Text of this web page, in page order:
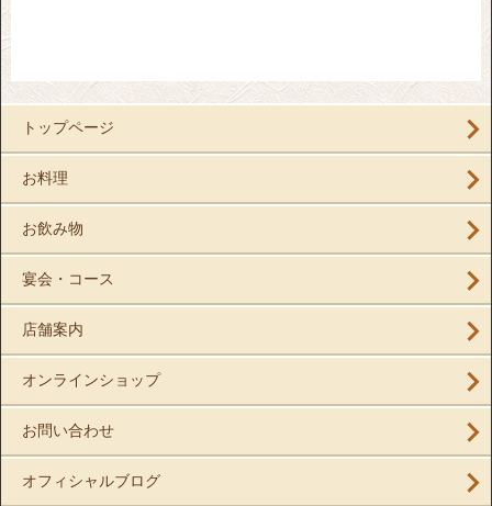
トップページ
お料理
お飲み物
宴会・コース
店舗案内
オンラインショップ
お問い合わせ
オフィシャルブログ